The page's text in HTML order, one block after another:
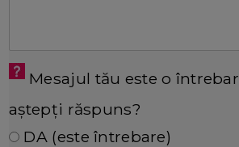
Mesajul tău este o
aștepți răspuns?
DA (este întrebare)